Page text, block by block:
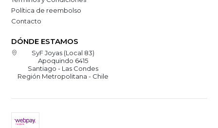
Política de reembolso
Contacto
DÓNDE ESTAMOS
SyF Joyas (Local 83)
Apoquindo 6415
Santiago - Las Condes
Región Metropolitana - Chile